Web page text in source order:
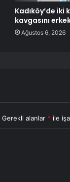
Kadıköy’de iki
kavgasını
Ağustos 6, 2026
Gerekli alanlar * ile